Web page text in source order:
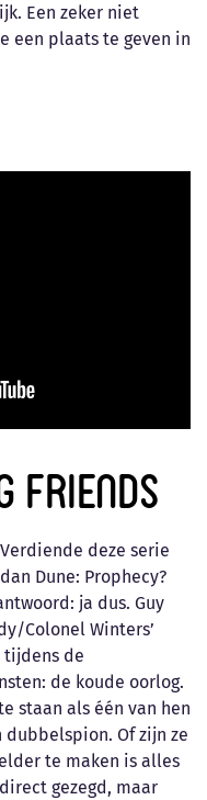
Een zeker niet
een plaats te geven in
Friends
deze serie
Dune: Prophecy?
ja dus. Guy
Colonel Winters’
tijdens de
de koude oorlog.
staan als één van hen
Of zijn ze
te maken is alles
gezegd, maar